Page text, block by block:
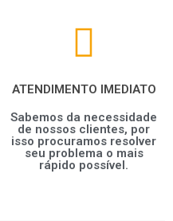
ATENDIMENTO IMEDIATO
Sabemos da necessidade
de nossos clientes, por
isso procuramos resolver
seu problema o mais
rápido possível.